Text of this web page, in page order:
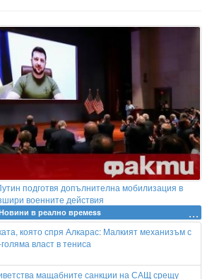
подготвя допълнителна мобилизация в
военните действия
в реално времеss
която спря Алкарас: Малкият механизъм с
власт в тениса
мащабните санкции на САЩ срещу